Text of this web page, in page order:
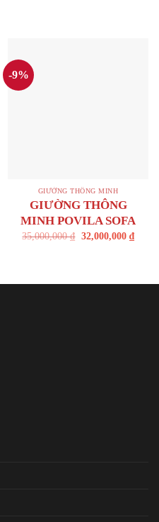
-9%
GIƯỜNG THÔNG MINH
GIƯỜNG THÔNG
MINH POVILA SOFA
35,000,000₫ 32,000,000 ₫